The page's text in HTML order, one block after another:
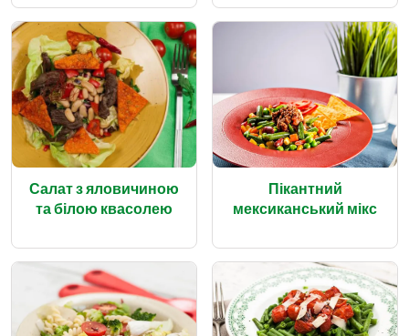
Салат з яловичиною
та білою квасолею
Пікантний
мексиканський мікс